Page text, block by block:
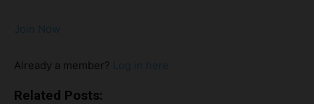
亮点把财务变成你可以进入的世界财务不需要更多图表，而需
那 1%漫长的出版路，为了一个“清晰”的使命当财务知识变成
https://open.spotify.com/episode/0luYCiLvDdteSNFdAxr4
Join Now
Already a member? Log in here
Related Posts: